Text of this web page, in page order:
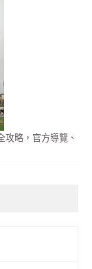
攻略，官方導覽、